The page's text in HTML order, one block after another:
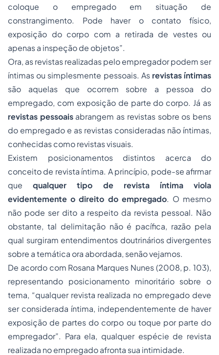
coloque o empregado em situação de
constrangimento. Pode haver o contato físico,
exposição do corpo com a retirada de vestes ou
apenas a inspeção de objetos”.
Ora, as revistas realizadas pelo empregador podem ser
íntimas ou simplesmente pessoais. As revistas íntimas
são aquelas que ocorrem sobre a pessoa do
empregado, com exposição de parte do corpo. Já as
revistas pessoaisabrangem as revistas sobre os bens
do empregado e as revistas consideradas não íntimas,
conhecidas como revistas visuais.
Existem posicionamentos distintos acerca do
conceito de revista íntima. A princípio, pode-se afirmar
quequalquer tipo de revista íntima viola
evidentemente o direito do empregado. O mesmo
não pode ser dito a respeito da revista pessoal. Não
obstante, tal delimitação não é pacífica, razão pela
qual surgiram entendimentos doutrinários divergentes
sobre a temática ora abordada, senão vejamos.
De acordo com Rosana Marques Nunes (2008, p. 103),
representando posicionamento minoritário sobre o
tema, “qualquer revista realizada no empregado deve
ser considerada íntima, independentemente de haver
exposição de partes do corpo ou toque por parte do
empregador”. Para ela, qualquer espécie de revista
realizada no empregado afronta sua intimidade.